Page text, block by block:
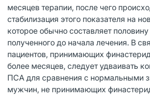
месяцев терапии, после чего
стабилизация этого показателя на
которое обычно составляет половину
полученного до начала лечения. В
пациентов, принимающих
более месяцев, следует удваивать
ПСА для сравнения с нормальными
мужчин, не принимающих